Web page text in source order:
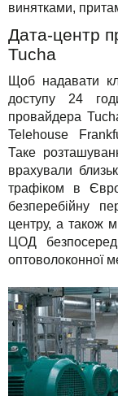
винятками,
Дата-центр
Tucha
Щоб надавати
доступу 24
провайдера
Telehouse
Таке
врахували
трафіком в
безперебійну
центру, а також
ЦОД
оптоволоконної